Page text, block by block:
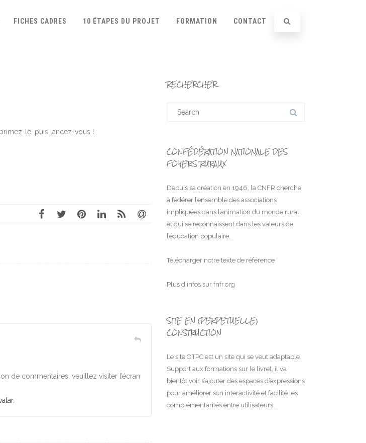
FICHES CADRES 10 ÉTAPES DU PROJET FORMATION CONTACT
le, puis lancez-vous !
de commentaires, veuillez visiter l’écran
.
RECHERCHER
CONFÉDÉRATION NATIONALE DES
FOYERS RURAUX
Depuis sa création en 1946, la CNFR cherche
à fédérer l’ensemble des associations
impliquées dans l’animation du monde rural
et qui se reconnaissent dans les valeurs de
l’éducation populaire.
Télécharger notre texte de référence
Plus d’infos sur fnfr.org
SITE EN (PERPETUELLE)
CONSTRUCTION
Le site OTPC est un site qui se veut adaptable.
Support aux formations sur le livret, il va
bientôt voir s’ajouter des espaces d’expressions
pour améliorer son interactivité et facilité les
complémentarités entre utilisateurs.